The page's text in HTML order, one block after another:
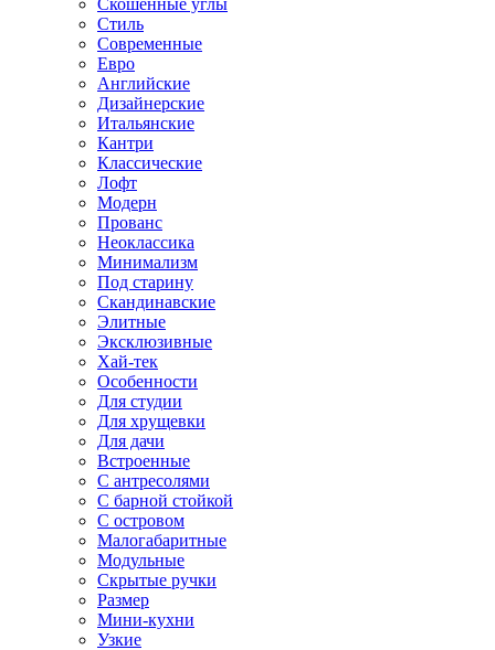
Скошенные углы
Стиль
Современные
Евро
Английские
Дизайнерские
Итальянские
Кантри
Классические
Лофт
Модерн
Прованс
Неоклассика
Минимализм
Под старину
Скандинавские
Элитные
Эксклюзивные
Хай-тек
Особенности
Для студии
Для хрущевки
Для дачи
Встроенные
С антресолями
С барной стойкой
С островом
Малогабаритные
Модульные
Скрытые ручки
Размер
Мини-кухни
Узкие